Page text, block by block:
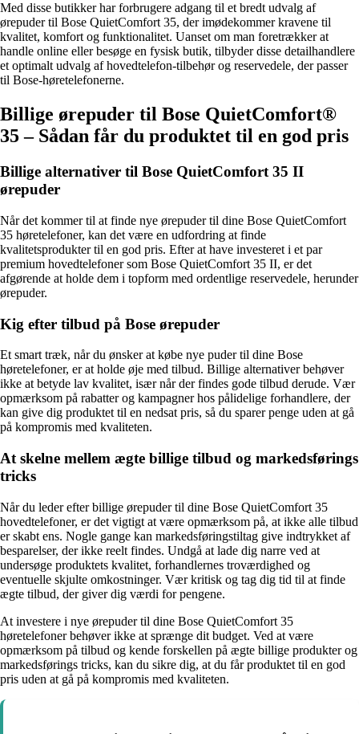
Med disse butikker har forbrugere adgang til et bredt udvalg af
ørepuder til Bose QuietComfort 35, der imødekommer kravene til
kvalitet, komfort og funktionalitet. Uanset om man foretrækker at
handle online eller besøge en fysisk butik, tilbyder disse detailhandlere
et optimalt udvalg af hovedtelefon-tilbehør og reservedele, der passer
til Bose-høretelefonerne.
Billige ørepuder til Bose QuietComfort®
35 – Sådan får du produktet til en god pris
Billige alternativer til Bose QuietComfort 35 II
ørepuder
Når det kommer til at finde nye ørepuder til dine Bose QuietComfort
35 høretelefoner, kan det være en udfordring at finde
kvalitetsprodukter til en god pris. Efter at have investeret i et par
premium hovedtelefoner som Bose QuietComfort 35 II, er det
afgørende at holde dem i topform med ordentlige reservedele, herunder
ørepuder.
Kig efter tilbud på Bose ørepuder
Et smart træk, når du ønsker at købe nye puder til dine Bose
høretelefoner, er at holde øje med tilbud. Billige alternativer behøver
ikke at betyde lav kvalitet, især når der findes gode tilbud derude. Vær
opmærksom på rabatter og kampagner hos pålidelige forhandlere, der
kan give dig produktet til en nedsat pris, så du sparer penge uden at gå
på kompromis med kvaliteten.
At skelne mellem ægte billige tilbud og markedsførings
tricks
Når du leder efter billige ørepuder til dine Bose QuietComfort 35
hovedtelefoner, er det vigtigt at være opmærksom på, at ikke alle tilbud
er skabt ens. Nogle gange kan markedsføringstiltag give indtrykket af
besparelser, der ikke reelt findes. Undgå at lade dig narre ved at
undersøge produktets kvalitet, forhandlernes troværdighed og
eventuelle skjulte omkostninger. Vær kritisk og tag dig tid til at finde
ægte tilbud, der giver dig værdi for pengene.
At investere i nye ørepuder til dine Bose QuietComfort 35
høretelefoner behøver ikke at sprænge dit budget. Ved at være
opmærksom på tilbud og kende forskellen på ægte billige produkter og
markedsførings tricks, kan du sikre dig, at du får produktet til en god
pris uden at gå på kompromis med kvaliteten.